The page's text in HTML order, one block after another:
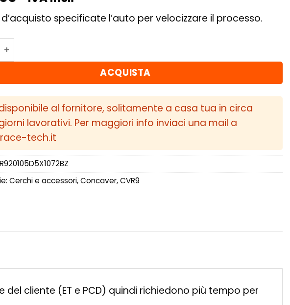
specificate l’auto per velocizzare il processo.
CVR9 20x10,5 ET10-53 BLANK Gloss Bronze quantità
ACQUISTA
al fornitore, solitamente a casa tua in circa
lavorativi. Per maggiori info inviaci una mail a
tech.it
Cerchi e accessori,Concaver,CVR9
del cliente (ET e PCD) quindi richiedono più tempo per